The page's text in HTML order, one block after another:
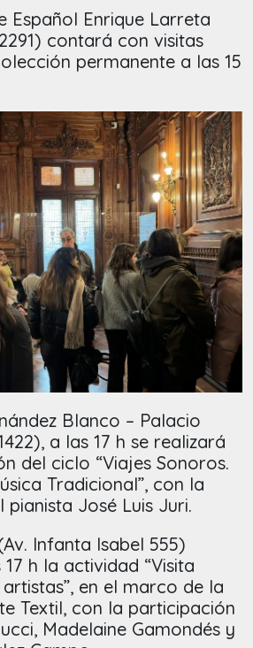
Español Enrique Larreta
contará con visitas
permanente a las 15
Blanco – Palacio
a las 17 h se realizará
del ciclo “Viajes Sonoros.
Tradicional”, con la
José Luis Juri.
Infanta Isabel 555)
h la actividad “Visita
en el marco de la
Textil, con la participación
Madelaine Gamondés y